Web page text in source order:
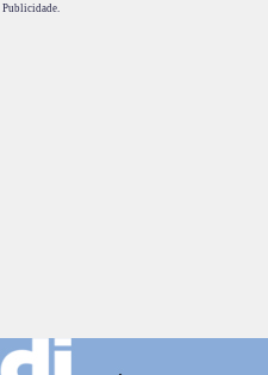
Publicidade.